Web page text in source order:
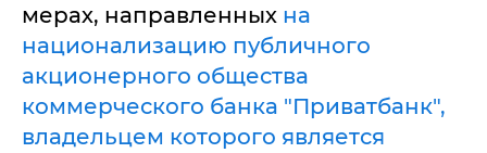
мерах, направленных на
национализацию публичного
акционерного общества
коммерческого банка "Приватбанк",
владельцем которого является